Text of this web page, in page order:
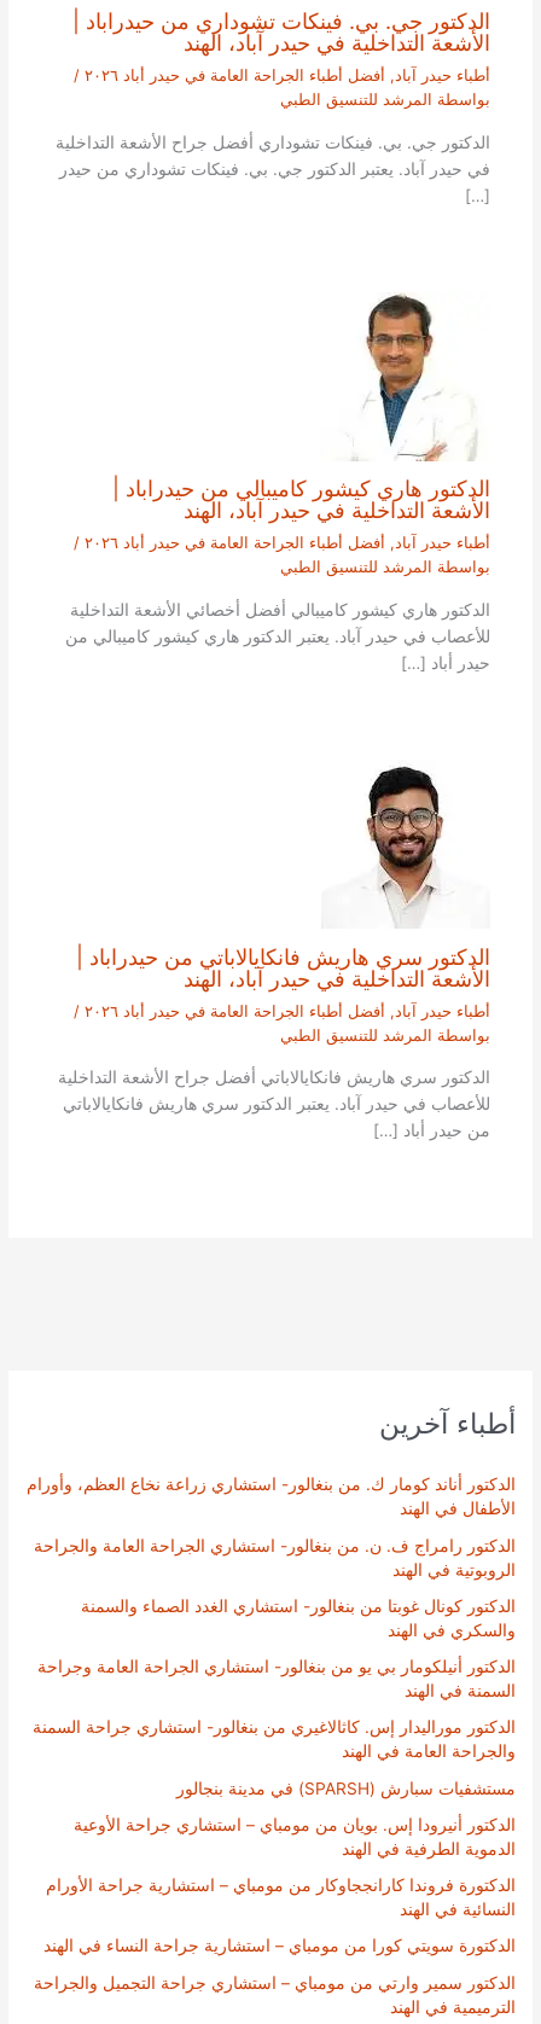
أطباء آخرين
الدكتور أناند كومار ك. من بنغالور- استشاري زراعة نخاع العظم، وأورام
الأطفال في الهند
الدكتور رامراج ف. ن. من بنغالور- استشاري الجراحة العامة والجراحة
الروبوتية في الهند
الدكتور كونال غوبتا من بنغالور- استشاري الغدد الصماء والسمنة
والسكري في الهند
الدكتور أنيلكومار بي يو من بنغالور- استشاري الجراحة العامة وجراحة
السمنة في الهند
الدكتور موراليدار إس. كاثالاغيري من بنغالور- استشاري جراحة السمنة
والجراحة العامة في الهند
مستشفيات سبارش (SPARSH) في مدينة بنجالور
الدكتور أنيرودا إس. بويان من مومباي – استشاري جراحة الأوعية
الدموية الطرفية في الهند
الدكتورة فروندا كارانججاوكار من مومباي – استشارية جراحة الأورام
النسائية في الهند
الدكتورة سويتي كورا من مومباي – استشارية جراحة النساء في الهند
الدكتور سمير وارتي من مومباي – استشاري جراحة التجميل والجراحة
الترميمية في الهند
الدكتور جي. بي. فينكات تشوداري من حيدراباد |
الأشعة التداخلية في حيدر آباد، الهند
أطباء حيدر آباد, أفضل أطباء الجراحة العامة في حيدر أباد ٢٠٢٦
/
بواسطة المرشد للتنسيق الطبي
الدكتور جي. بي. فينكات تشوداري أفضل جراح الأشعة التداخلية
في حيدر آباد. يعتبر الدكتور جي. بي. فينكات تشوداري من حيدر
[…]
الدكتور هاري كيشور كاميبالي من حيدراباد |
الأشعة التداخلية في حيدر آباد، الهند
أطباء حيدر آباد, أفضل أطباء الجراحة العامة في حيدر أباد ٢٠٢٦
/
بواسطة المرشد للتنسيق الطبي
الدكتور هاري كيشور كاميبالي أفضل أخصائي الأشعة التداخلية
للأعصاب في حيدر آباد. يعتبر الدكتور هاري كيشور كاميبالي من
حيدر أباد […]
الدكتور سري هاريش فانكايالاباتي من حيدراباد |
الأشعة التداخلية في حيدر آباد، الهند
أطباء حيدر آباد , أفضل أطباء الجراحة العامة في حيدر أباد ٢٠٢٦
/
بواسطة المرشد للتنسيق الطبي
الدكتور سري هاريش فانكايالاباتي أفضل جراح الأشعة التداخلية
للأعصاب في حيدر آباد. يعتبر الدكتور سري هاريش فانكايالاباتي
من حيدر أباد […]